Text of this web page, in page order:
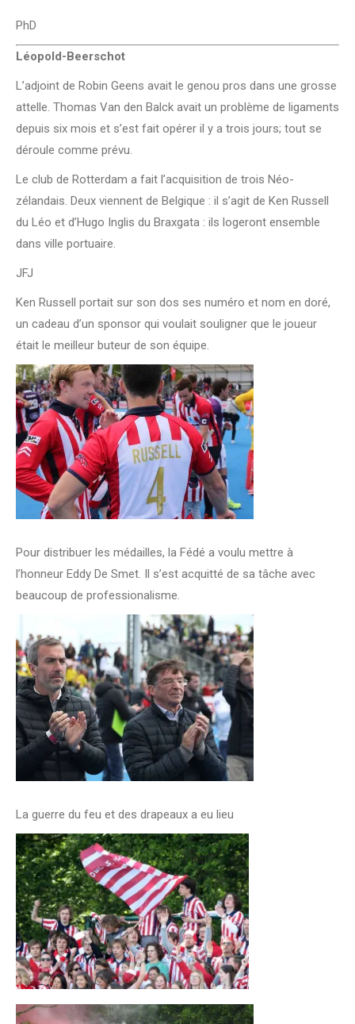
PhD
Léopold-Beerschot
L’adjoint de Robin Geens avait le genou pros dans une grosse
attelle. Thomas Van den Balck avait un problème de ligaments
depuis six mois et s’est fait opérer il y a trois jours; tout se
déroule comme prévu.
Le club de Rotterdam a fait l’acquisition de trois Néo-
zélandais. Deux viennent de Belgique : il s’agit de Ken Russell
du Léo et d’Hugo Inglis du Braxgata : ils logeront ensemble
dans ville portuaire.
JFJ
Ken Russell portait sur son dos ses numéro et nom en doré,
un cadeau d’un sponsor qui voulait souligner que le joueur
était le meilleur buteur de son équipe.
Pour distribuer les médailles, la Fédé a voulu mettre à
l’honneur Eddy De Smet. Il s’est acquitté de sa tâche avec
beaucoup de professionalisme.
La guerre du feu et des drapeaux a eu lieu